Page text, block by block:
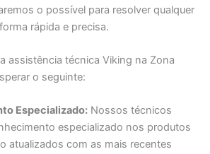
o possível para resolver qualquer
rápida e precisa.
assistência técnica Viking na Zona
o seguinte:
Especializado:Nossos técnicos
especializado nos produtos
atualizados com as mais recentes